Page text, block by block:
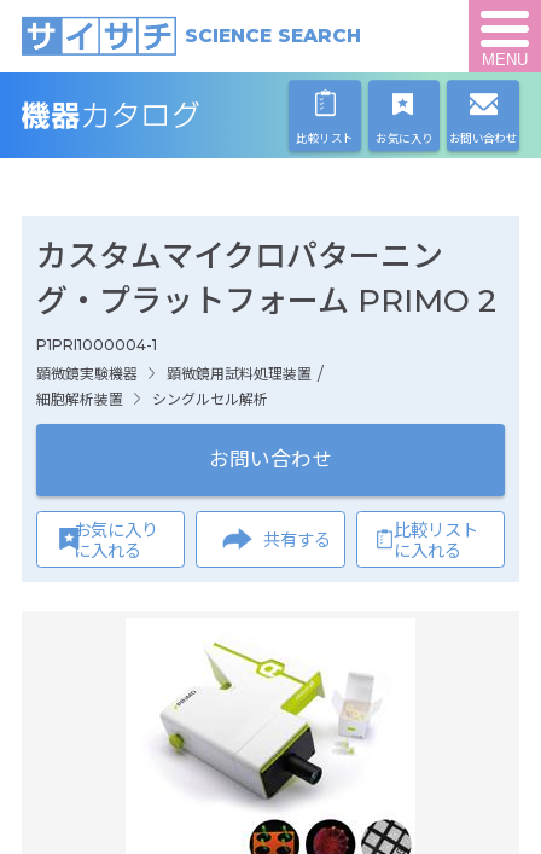
SCIENCE SEARCH
MENU
比較リスト お気に入り お問い合わせ
カスタムマイクロパターニン
グ・プラットフォーム PRIMO 2
P1PRI1000004-1
顕微鏡実験機器
顕微鏡用試料処理装置 /
細胞解析装置 シングルセル解析
お問い合わせ
お気に入り
に入れる
共有する
比較リスト
に入れる